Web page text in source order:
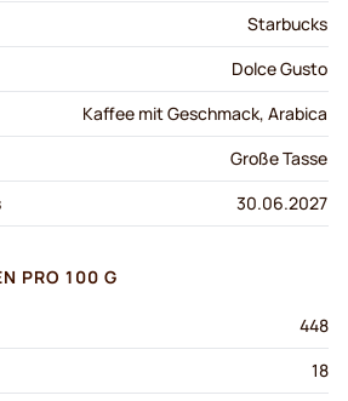
Starbucks
Dolce Gusto
Kaffee mit Geschmack, Arabica
Große Tasse
30.06.2027
PRO 100 G
448
18